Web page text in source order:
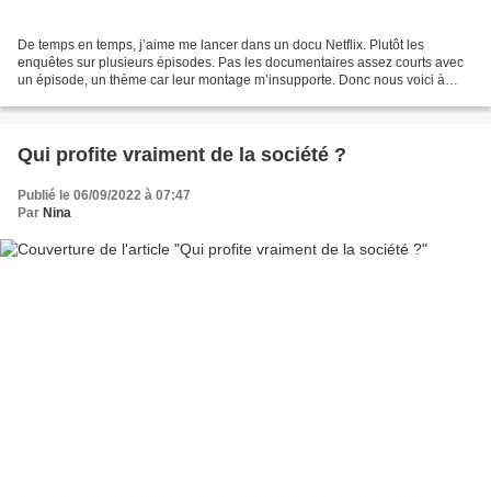
De temps en temps, j’aime me lancer dans un docu Netflix. Plutôt les
enquêtes sur plusieurs épisodes. Pas les documentaires assez courts avec
un épisode, un thème car leur montage m’insupporte. Donc nous voici à
Qui profite vraiment de la société ?
Publié le 06/09/2022 à 07:47
Par Nina